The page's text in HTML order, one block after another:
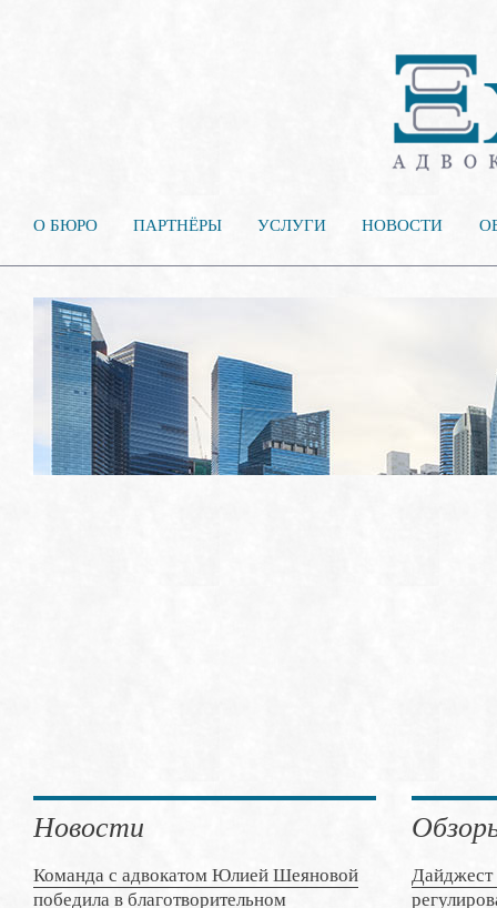
О БЮРО ПАРТНЁРЫ УСЛУГИ НОВОСТИ
Новости
Команда с адвокатом Юлией Шеяновой
победила в благотворительном
Дайджест